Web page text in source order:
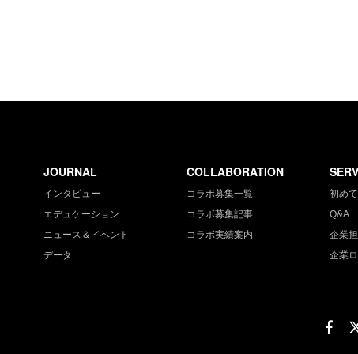
JOURNAL
インタビュー
エデュケーション
ニュース＆イベント
データ
COLLABORATION
コラボ募集一覧
コラボ募集記事
コラボ実績案内
初め
Q&A
企業
企業